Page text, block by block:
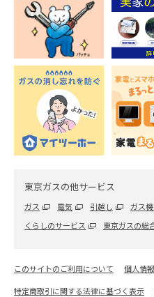
東京ガスの他サービス
ガス 電気 引越し
ガス
くらしのサービス
東京ガスの総
このサイトのご利用について
個人情
特定商取引に関する法律に基づく表示